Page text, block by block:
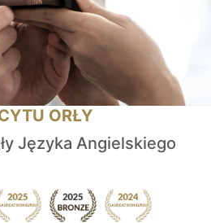
ORŁY
Języka Angielskiego